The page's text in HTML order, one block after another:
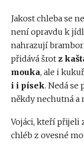
Jakost chleba se
není opravdu k
nahrazují
přidává šrotz
mouka, ale i
i i písek. Nedá se
někdy nechutná a
Vojáci, kteří přijeli
chléb z ovesné